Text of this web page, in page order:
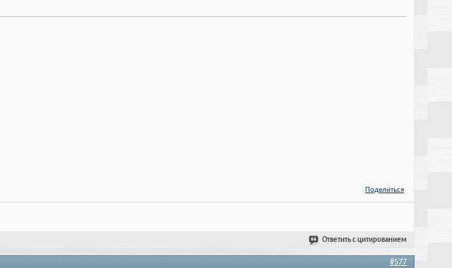
Поделиться
Ответить с цитированием
#577